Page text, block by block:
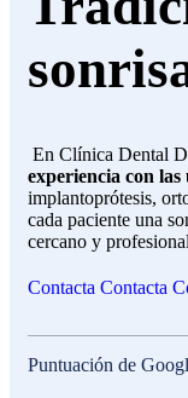
En Clínica Dental
experiencia con
implantoprótesis,
cada paciente una
cercano y
Contacta Contacta
Puntuación de